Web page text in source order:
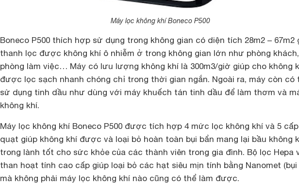
Máy lọc không khí Boneco P500
Boneco P500 thích hợp sử dụng trong không gian có diện tích 28m2 – 67m2
thanh lọc được không khí ô nhiễm ở trong không gian lớn như phòng khách,
phòng làm việc… Máy có lưu lượng không khí là 300m3/giờ giúp cho không
được lọc sạch nhanh chóng chỉ trong thời gian ngắn. Ngoài ra, máy còn có
sử dụng tinh dầu như dùng với máy khuếch tán tinh dầu để làm thơm và
không khí.
Máy lọc không khí Boneco P500 được tích hợp 4 mức lọc không khí và 5
quạt giúp không khí được và loại bỏ hoàn toàn bụi bẩn mang lại bầu không
trong lành tốt cho sức khỏe của các thành viên trong gia đình. Bộ lọc Hepa
than hoạt tính cao cấp giúp loại bỏ các hạt siêu mịn tính bằng Nanomet (bụi
mà không phải máy lọc không khí nào cũng có thể làm được.